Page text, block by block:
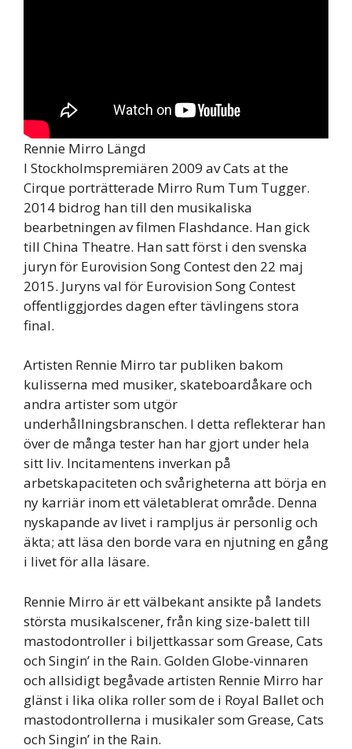
Rennie Mirro Längd
I Stockholmspremiären 2009 av Cats at the
Cirque porträtterade Mirro Rum Tum Tugger.
2014 bidrog han till den musikaliska
bearbetningen av filmen Flashdance. Han gick
till China Theatre. Han satt först i den svenska
juryn för Eurovision Song Contest den 22 maj
2015. Juryns val för Eurovision Song Contest
offentliggjordes dagen efter tävlingens stora
final.
Artisten Rennie Mirro tar publiken bakom
kulisserna med musiker, skateboardåkare och
andra artister som utgör
underhållningsbranschen. I detta reflekterar han
över de många tester han har gjort under hela
sitt liv. Incitamentens inverkan på
arbetskapaciteten och svårigheterna att börja en
ny karriär inom ett väletablerat område. Denna
nyskapande av livet i rampljus är personlig och
äkta; att läsa den borde vara en njutning en gång
i livet för alla läsare.
Rennie Mirro är ett välbekant ansikte på landets
största musikalscener, från king size-balett till
mastodontroller i biljettkassar som Grease, Cats
och Singin’ in the Rain. Golden Globe-vinnaren
och allsidigt begåvade artisten Rennie Mirro har
glänst i lika olika roller som de i Royal Ballet och
mastodontrollerna i musikaler som Grease, Cats
och Singin’ in the Rain.